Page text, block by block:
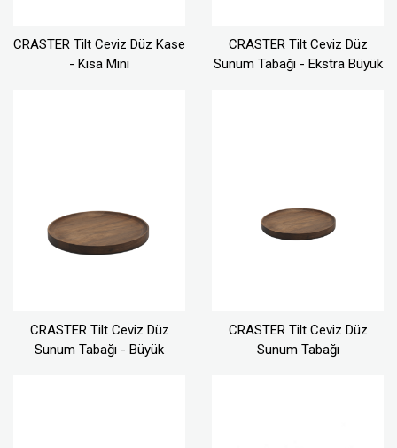
CRASTER Tilt Ceviz Düz Kase
- Kısa Mini
CRASTER Tilt Ceviz Düz
Sunum Tabağı - Ekstra Büyük
CRASTER Tilt Ceviz Düz
Sunum Tabağı - Büyük
CRASTER Tilt Ceviz Düz
Sunum Tabağı